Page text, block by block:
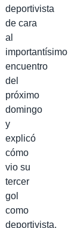
deportivista
de cara
al
importantísimo
encuentro
del
próximo
domingo
y
explicó
cómo
vio su
tercer
gol
como
deportivista.